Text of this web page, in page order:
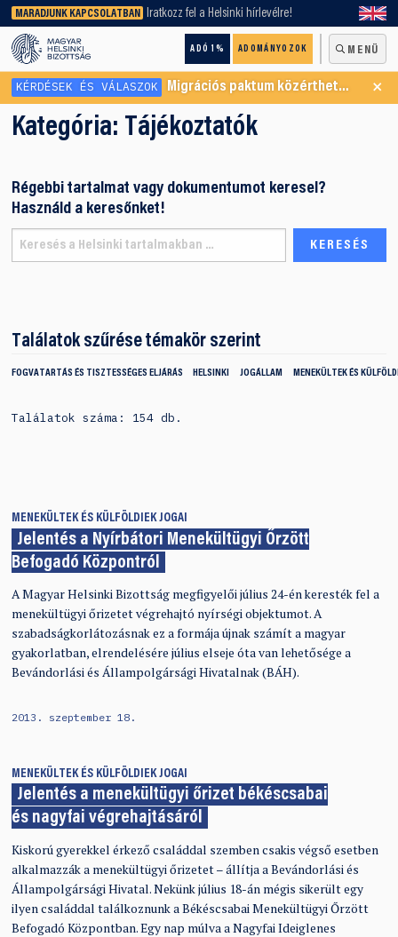
MARADJUNK KAPCSOLATBAN Iratkozz fel a Helsinki hírlevélre!
ADÓ 1% ADOMÁNYOZOK MENÜ
keresőnket!
KÉRDÉSEK ÉS VÁLASZOK Migrációs paktum közérthetően ×
Kategória: Tájékoztatók
Régebbi tartalmat vagy dokumentumot keresel?
Használd a keresőnket!
Találatok szűrése témakör szerint
FOGVATARTÁS ÉS TISZTESSÉGES ELJÁRÁS HELSINKI JOGÁLLAM MENEKÜLTEK ÉS
Találatok száma: 154 db.
MENEKÜLTEK ÉS KÜLFÖLDIEK JOGAI
Jelentés a Nyírbátori Menekültügyi Őrzött
Befogadó Központról
A Magyar Helsinki Bizottság megfigyelői július 24-én keresték fel a
menekültügyi őrizetet végrehajtó nyírségi objektumot. A
szabadságkorlátozásnak ez a formája újnak számít a magyar
gyakorlatban, elrendelésére július elseje óta van lehetősége a
Bevándorlási és Állampolgársági Hivatalnak (BÁH).
2013. szeptember 18.
MENEKÜLTEK ÉS KÜLFÖLDIEK JOGAI
Jelentés a menekültügyi őrizet békéscsabai
és nagyfai végrehajtásáról
Kiskorú gyerekkel érkező családdal szemben csakis végső esetben
alkalmazzák a menekültügyi őrizetet – állítja a Bevándorlási és
Állampolgársági Hivatal. Nekünk július 18-án mégis sikerült egy
ilyen családdal találkoznunk a Békéscsabai Menekültügyi Őrzött
Befogadó Központban. Egy nap múlva a Nagyfai Ideiglenes